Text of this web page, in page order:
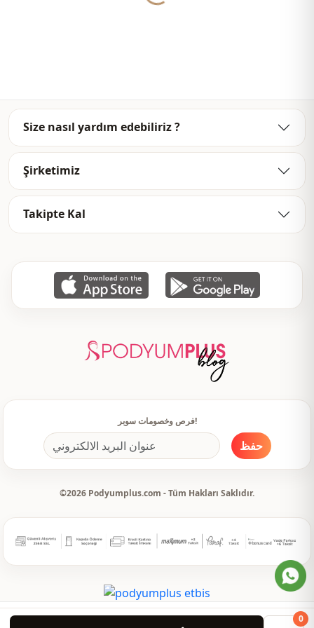
0
Size nasıl yardım edebiliriz ?
Şirketimiz
Takipte Kal
فرص وخصومات سوبر!
حفظ
©2026 Podyumplus.com - Tüm Hakları Saklıdır.